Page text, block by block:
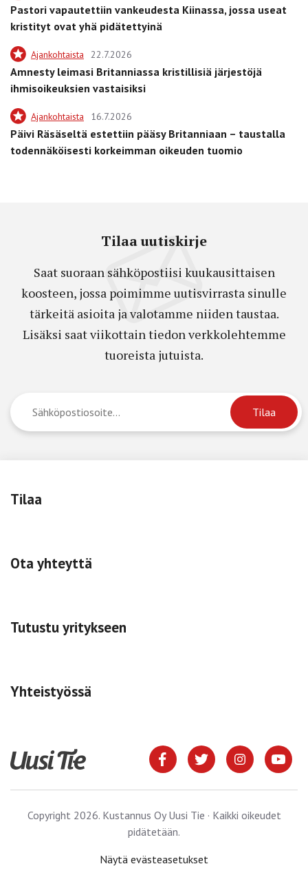
Pastori vapautettiin vankeudesta Kiinassa, jossa useat
kristityt ovat yhä pidätettyinä
Ajankohtaista 22.7.2026
Amnesty leimasi Britanniassa kristillisiä järjestöjä
ihmisoikeuksien vastaisiksi
Ajankohtaista 16.7.2026
Päivi Räsäseltä estettiin pääsy Britanniaan – taustalla
todennäköisesti korkeimman oikeuden tuomio
Tilaa uutiskirje
Saat suoraan sähköpostiisi kuukausittaisen
koosteen, jossa poimimme uutisvirrasta sinulle
tärkeitä asioita ja valotamme niiden taustaa.
Lisäksi saat viikottain tiedon verkkolehtemme
tuoreista jutuista.
Tilaa
Ota yhteyttä
Tutustu yritykseen
Yhteistyössä
Copyright 2026. Kustannus Oy Uusi Tie · Kaikki oikeudet
pidätetään.
Näytä evästeasetukset